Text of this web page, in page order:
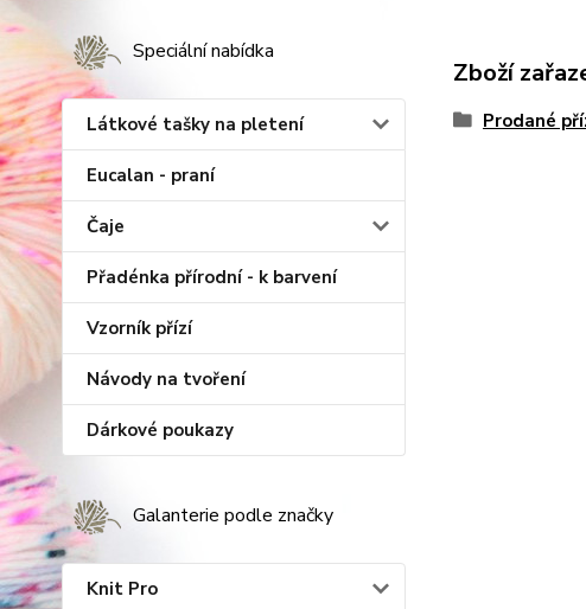
Speciální nabídka
Látkové tašky na pletení
Eucalan - praní
Čaje
Přadénka přírodní - k barvení
Vzorník přízí
Návody na tvoření
Dárkové poukazy
Galanterie podle značky
Knit Pro
Zboží
Prodané